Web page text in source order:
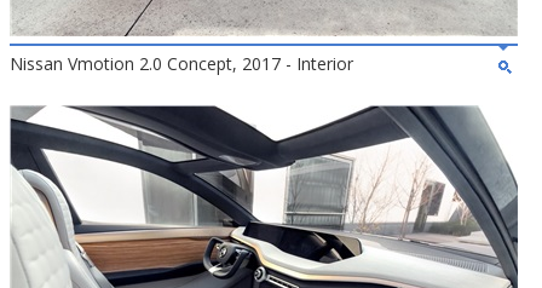
Nissan Vmotion 2.0 Concept, 2017 - Interior